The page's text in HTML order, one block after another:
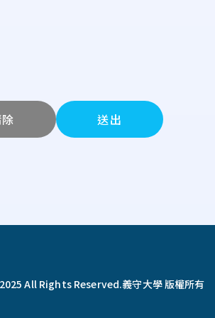
送出
All Rights Reserved.義守大學 版權所有